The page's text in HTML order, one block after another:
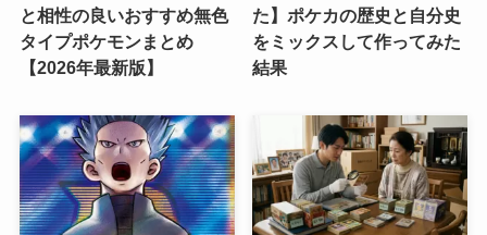
と相性の良いおすすめ無色
タイプポケモンまとめ
【2026年最新版】
た】ポケカの歴史と自分史
をミックスして作ってみた
結果